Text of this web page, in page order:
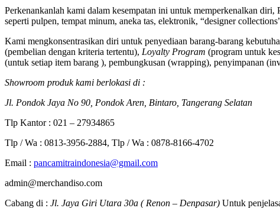
Perkenankanlah kami dalam kesempatan ini untuk memperkenalkan
seperti pulpen, tempat minum, aneka tas, elektronik, “designer
Kami mengkonsentrasikan diri untuk penyediaan barang-barang
(pembelian dengan kriteria tertentu), Loyalty Program (program untuk
(untuk setiap item barang ), pembungkusan (wrapping), penyimpanan
Showroom produk kami berlokasi di :
Jl. Pondok Jaya No 90, Pondok Aren, Bintaro, Tangerang Selatan
Tlp Kantor : 021 – 27934865
Tlp / Wa : 0813-3956-2884, Tlp / Wa : 0878-8166-4702
Email : pancamitraindonesia@gmail.com
admin@merchandiso.com
Cabang di : Jl. Jaya Giri Utara 30a ( Renon – Denpasar) Untuk